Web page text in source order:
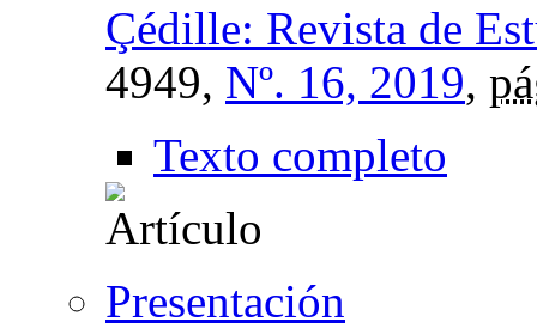
Çédille: Revista de
4949, Nº. 16, 2019,
Texto completo
Presentación